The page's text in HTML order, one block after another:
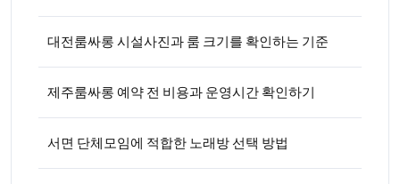
대전룸싸롱 시설사진과 룸 크기를 확인하는 기준
제주룸싸롱 예약 전 비용과 운영시간 확인하기
서면 단체모임에 적합한 노래방 선택 방법